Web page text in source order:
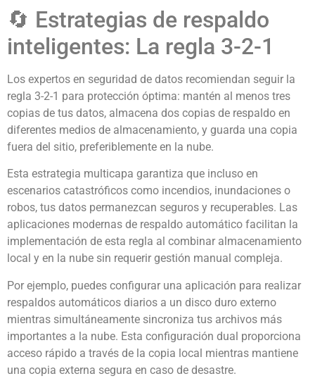
🔄 Estrategias de respaldo
inteligentes: La regla 3-2-1
Los expertos en seguridad de datos recomiendan seguir la
regla 3-2-1 para protección óptima: mantén al menos tres
copias de tus datos, almacena dos copias de respaldo en
diferentes medios de almacenamiento, y guarda una copia
fuera del sitio, preferiblemente en la nube.
Esta estrategia multicapa garantiza que incluso en
escenarios catastróficos como incendios, inundaciones o
robos, tus datos permanezcan seguros y recuperables. Las
aplicaciones modernas de respaldo automático facilitan la
implementación de esta regla al combinar almacenamiento
local y en la nube sin requerir gestión manual compleja.
Por ejemplo, puedes configurar una aplicación para realizar
respaldos automáticos diarios a un disco duro externo
mientras simultáneamente sincroniza tus archivos más
importantes a la nube. Esta configuración dual proporciona
acceso rápido a través de la copia local mientras mantiene
una copia externa segura en caso de desastre.